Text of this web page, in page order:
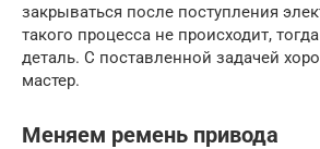
закрываться после поступления
такого процесса не происходит,
деталь. С поставленной задачей
мастер.
Меняем ремень привода